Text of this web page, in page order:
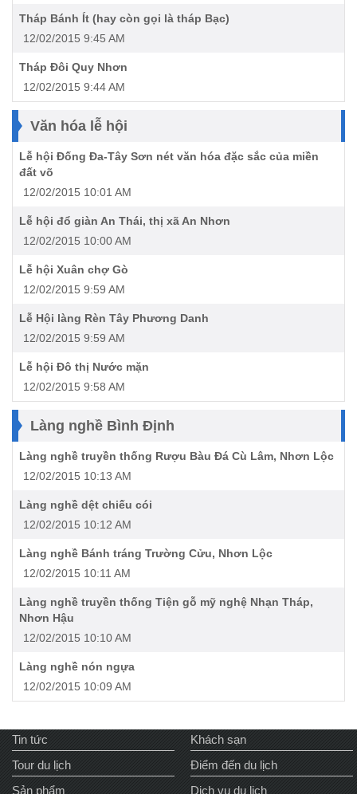
Tháp Bánh Ít (hay còn gọi là tháp Bạc)
12/02/2015 9:45 AM
Tháp Đôi Quy Nhơn
12/02/2015 9:44 AM
Văn hóa lễ hội
Lễ hội Đống Đa-Tây Sơn nét văn hóa đặc sắc của miền
đất võ
12/02/2015 10:01 AM
Lễ hội đổ giàn An Thái, thị xã An Nhơn
12/02/2015 10:00 AM
Lễ hội Xuân chợ Gò
12/02/2015 9:59 AM
Lễ Hội làng Rèn Tây Phương Danh
12/02/2015 9:59 AM
Lễ hội Đô thị Nước mặn
12/02/2015 9:58 AM
Làng nghề Bình Định
Làng nghề truyền thống Rượu Bàu Đá Cù Lâm, Nhơn Lộc
12/02/2015 10:13 AM
Làng nghề dệt chiếu cói
12/02/2015 10:12 AM
Làng nghề Bánh tráng Trường Cửu, Nhơn Lộc
12/02/2015 10:11 AM
Làng nghề truyền thống Tiện gỗ mỹ nghệ Nhạn Tháp,
Nhơn Hậu
12/02/2015 10:10 AM
Làng nghề nón ngựa
12/02/2015 10:09 AM
Tin tức
Khách sạn
Tour du lịch
Điểm đến du lịch
Sản phẩm
Dịch vụ du lịch